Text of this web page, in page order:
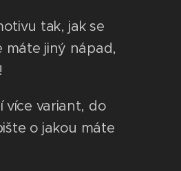
tak, jak se
máte jiný nápad,
více variant, do
o jakou máte